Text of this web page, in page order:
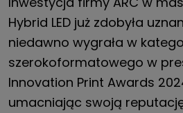
Hybrid LED już zdobyła
niedawno wygrała w
szerokoformatowego w
Innovation Print Awards
umacniając swoją